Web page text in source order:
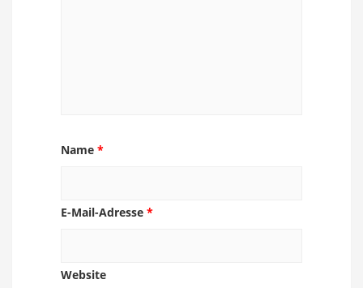
Name *
E-Mail-Adresse *
Website